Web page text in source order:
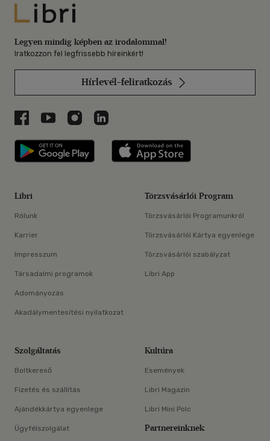
Libri
Legyen mindig képben az irodalommal!
Iratkozzon fel legfrissebb híreinkért!
Hírlevél-feliratkozás
Libri a Facebookon
Libri a Youtube-on
Libri az Instagramon
Libri a LinkedInen
Libri applikáció Szerezd meg: Google
Libri
Rólunk
Karrier
Impresszum
Társadalmi programok
Adományozás
Akadálymentesítési nyilatkozat
Törzsvásárlói Program
Törzsvásárlói Programunkról
Törzsvásárlói Kártya egyenlege
Törzsvásárlói szabályzat
Libri App
Szolgáltatás
Boltkereső
Fizetés és szállítás
Ajándékkártya egyenlege
Ügyfélszolgálat
Kultúra
Események
Libri Magazin
Libri Mini Polc
Partnereinknek